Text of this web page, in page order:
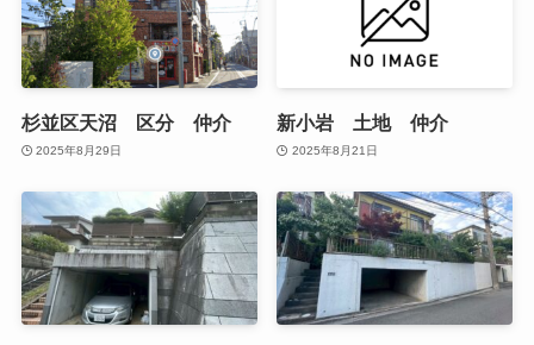
杉並区天沼 区分 仲介
2025年8月29日
新小岩 土地 仲介
2025年8月21日